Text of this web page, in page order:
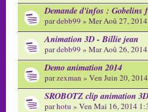
Demande d'infos : Gobelins
pardebb99 » Mer Aoû 27,
Animation 3D - Billie jean
pardebb99 » Mar Aoû 26,
Demo animation 2014
parzexman » Ven Juin 20,
SROBOTZ clip animation 3D
parhotu » Ven Mai 16, 2014